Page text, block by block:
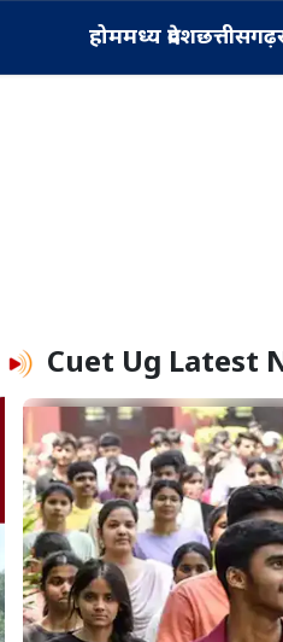
होममध्य प्रदेशछत्तीसगढ़
Cuet Ug Latest